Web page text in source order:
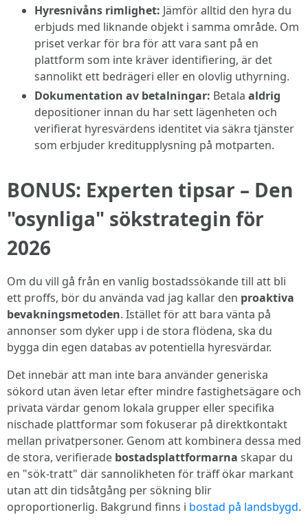
Hyresnivåns rimlighet: Jämför alltid den hyra du
erbjuds med liknande objekt i samma område. Om
priset verkar för bra för att vara sant på en
plattform som inte kräver identifiering, är det
sannolikt ett bedrägeri eller en olovlig uthyrning.
Dokumentation av betalningar: Betala aldrig
depositioner innan du har sett lägenheten och
verifierat hyresvärdens identitet via säkra tjänster
som erbjuder kreditupplysning på motparten.
BONUS: Experten tipsar – Den
"osynliga" sökstrategin för
2026
Om du vill gå från en vanlig bostadssökande till att bli
ett proffs, bör du använda vad jag kallar den proaktiva
bevakningsmetoden. Istället för att bara vänta på
annonser som dyker upp i de stora flödena, ska du
bygga din egen databas av potentiella hyresvärdar.
Det innebär att man inte bara använder generiska
sökord utan även letar efter mindre fastighetsägare och
privata värdar genom lokala grupper eller specifika
nischade plattformar som fokuserar på direktkontakt
mellan privatpersoner. Genom att kombinera dessa med
de stora, verifierade bostadsplattformarna skapar du
en "sök-tratt" där sannolikheten för träff ökar markant
utan att din tidsåtgång per sökning blir
oproportionerlig. Bakgrund finns i bostad på landsbygd.